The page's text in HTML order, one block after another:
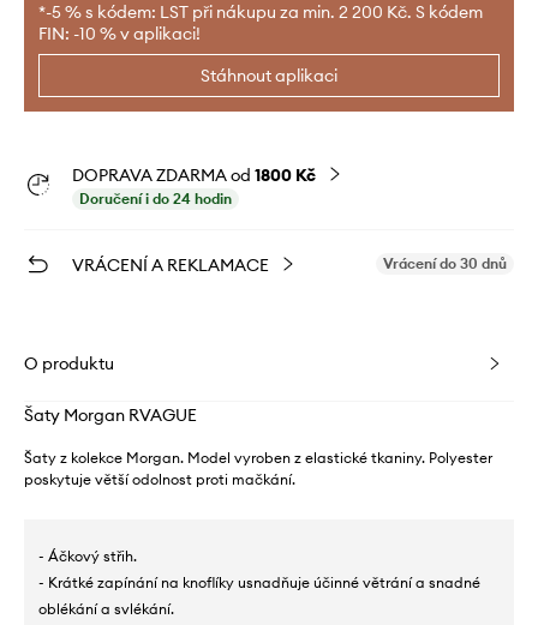
*-5 % s kódem: LST při nákupu za min. 2 200 Kč. S kódem
FIN: -10 % v aplikaci!
Stáhnout aplikaci
DOPRAVA ZDARMA od 1800 Kč
Doručení i do 24 hodin
VRÁCENÍ A REKLAMACE Vrácení do 30 dnů
O produktu
Šaty Morgan RVAGUE
Šaty z kolekce Morgan. Model vyroben z elastické tkaniny. Polyester
poskytuje větší odolnost proti mačkání.
- Áčkový střih.
- Krátké zapínání na knoflíky usnadňuje účinné větrání a snadné
oblékání a svlékání.